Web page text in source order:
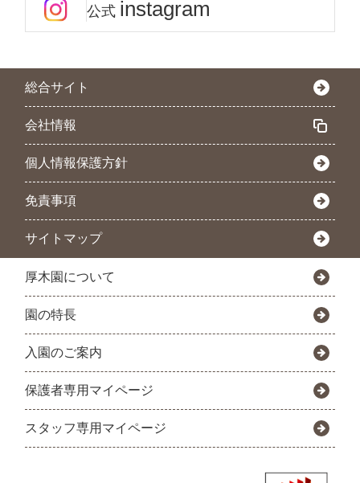
公式 instagram
総合サイト
会社情報
個人情報保護方針
免責事項
サイトマップ
厚木園について
園の特長
入園のご案内
保護者専用マイページ
スタッフ専用マイページ